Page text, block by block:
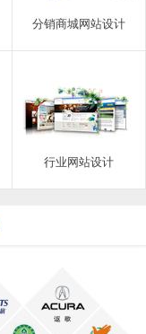
分销商城网站设计
行业网站设计